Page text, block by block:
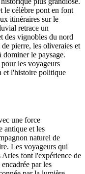
le célèbre pont en font
itinéraires sur le
retrace un
des vignobles du nord
pierre, les oliveraies et
dominer le paysage.
les voyageurs
et l'histoire politique
une force
antique et les
naturel de
Les voyageurs qui
font l'expérience de
par les